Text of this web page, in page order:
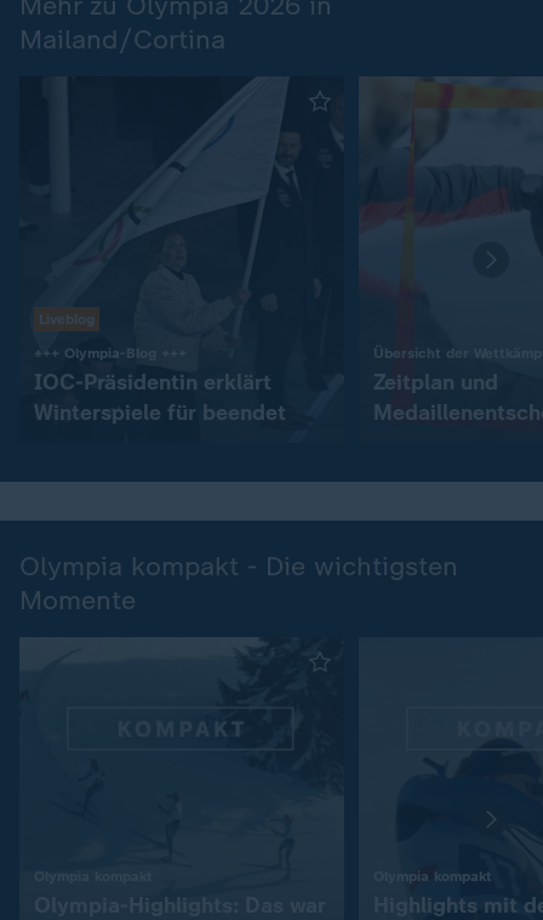
Mailand/Cortina
Liveblog
+++ Olympia-Blog +++
IOC-Präsidentin erklärt
Winterspiele für beendet
Übersicht der
Zeitplan und
Olympia kompakt - Die wichtigsten
Momente
Olympia kompakt
Olympia-Highlights: Das war
Olympia kompakt
Highlights mit